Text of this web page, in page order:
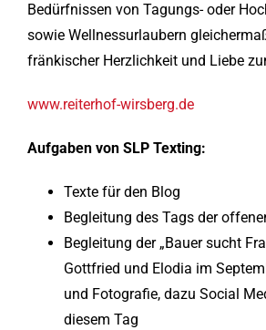
Bedürfnissen von Tagungs- oder
sowie Wellnessurlaubern
fränkischer Herzlichkeit und Liebe
www.reiterhof-wirsberg.de
Aufgaben von SLP Texting:
Texte für den Blog
Begleitung des Tags der
Begleitung der „Bauer sucht
Gottfried und Elodia im
und Fotografie, dazu Social
diesem Tag